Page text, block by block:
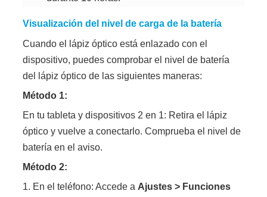
Visualización del nivel de carga de la batería
Cuando el lápiz óptico está enlazado con el
dispositivo, puedes comprobar el nivel de batería
del lápiz óptico de las siguientes maneras:
Método 1:
En tu tableta y dispositivos 2 en 1: Retira el lápiz
óptico y vuelve a conectarlo. Comprueba el nivel de
batería en el aviso.
Método 2:
1. En el teléfono: Accede a Ajustes > Funciones